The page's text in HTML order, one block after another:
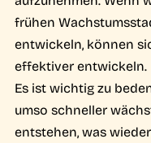
frühen
entwickeln, können
effektiver entwickeln.
Es ist wichtig zu
umso schneller
entstehen, was